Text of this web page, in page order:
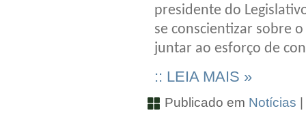
presidente do
se conscientizar sobre
juntar ao esforço de
:: LEIA MAIS »
Publicado em Notícias |